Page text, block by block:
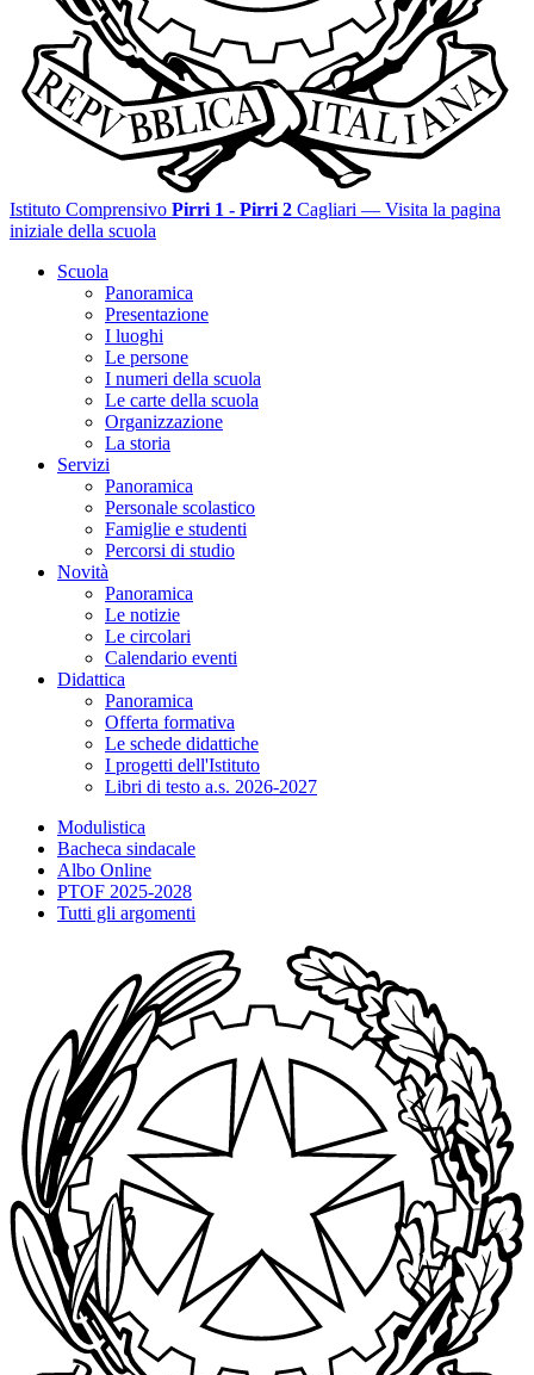
Istituto Comprensivo Pirri 1 - Pirri 2 Cagliari — Visita la pagina
iniziale della scuola
Scuola
Panoramica
Presentazione
I luoghi
Le persone
I numeri della scuola
Le carte della scuola
Organizzazione
La storia
Servizi
Panoramica
Personale scolastico
Famiglie e studenti
Percorsi di studio
Novità
Panoramica
Le notizie
Le circolari
Calendario eventi
Didattica
Panoramica
Offerta formativa
Le schede didattiche
I progetti dell'Istituto
Libri di testo a.s. 2026-2027
Modulistica
Bacheca sindacale
Albo Online
PTOF 2025-2028
Tutti gli argomenti